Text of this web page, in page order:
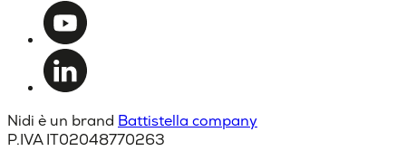
Nidi è un brand Battistella company
P.IVA IT02048770263